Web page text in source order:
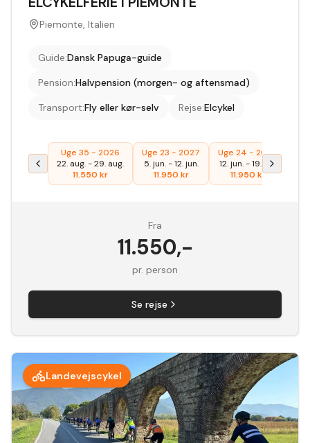
Piemonte, Italien
Guide:Dansk Papuga-guide
Pension:Halvpension (morgen- og aftensmad)
Transport:Fly eller kør-selv Rejse:Elcykel
Uge 35 - 2026
22. aug.-29. aug.
11.550 kr
Uge 23 - 2027
5. jun.-12. jun.
11.950 kr
Uge 24 - 2027
12. jun.-19. jun.
11.950 kr
Fra
11.550,-
pr. person
Se rejse
Landevejscykel